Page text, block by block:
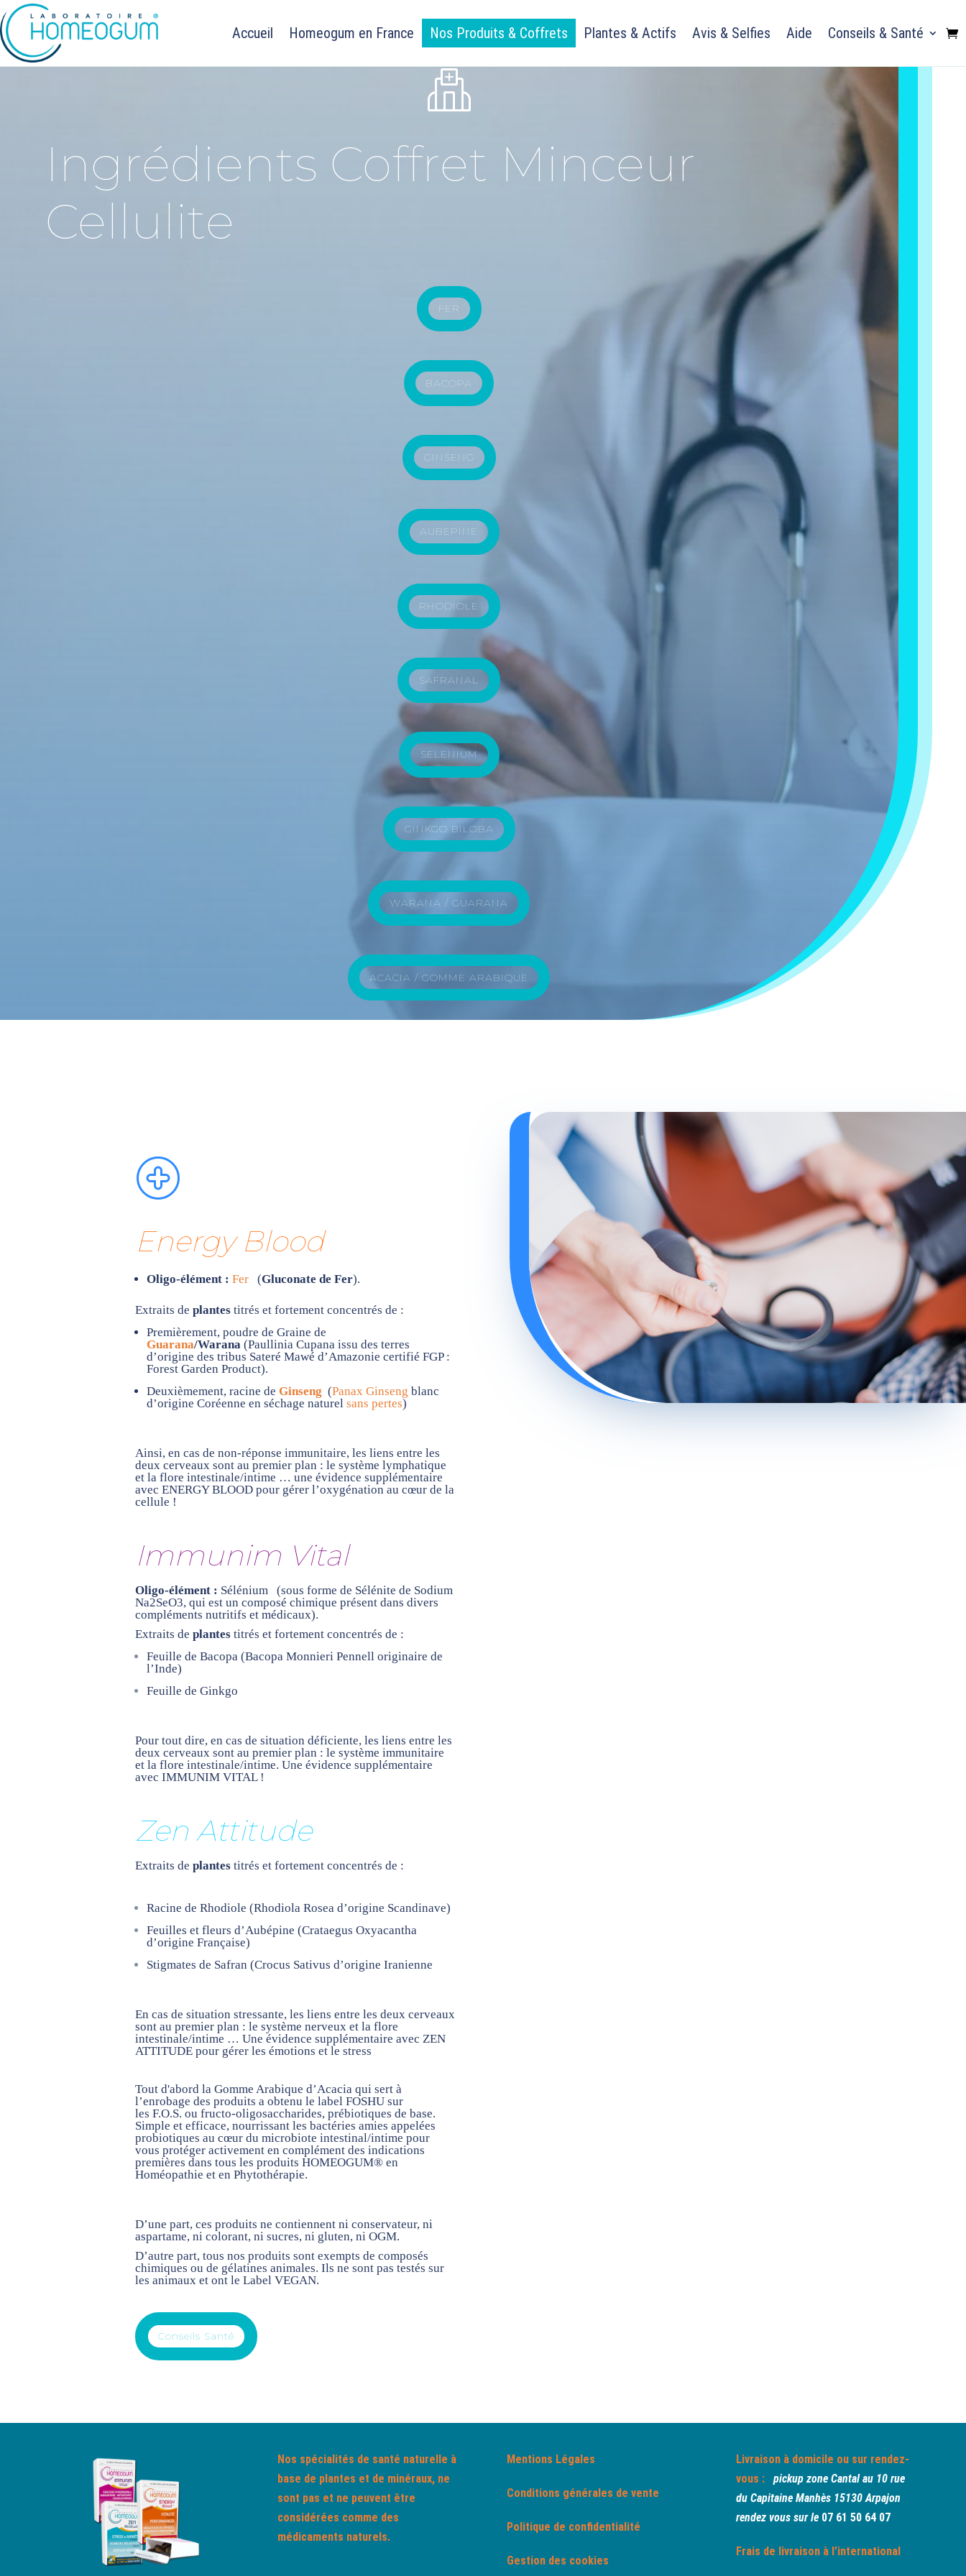
Accueil Homeogum en France Nos Produits & Coffrets Plantes & Actifs Avis & Selfies Aide Conseils & Santé
Ingrédients Coffret Minceur
Cellulite
FER
BACOPA
GINSENG
AUBEPINE
RHODIOLE
SAFRANAL
SELENIUM
GINKGO BILOBA
WARANA / GUARANA
ACACIA / GOMME ARABIQUE
Energy Blood
Oligo-élément : Fer (Gluconate de Fer).
Extraits de plantes titrés et fortement concentrés de :
Premièrement, poudre de Graine de
Guarana/Warana (Paullinia Cupana issu des terres
d’origine des tribus Sateré Mawé d’Amazonie certifié FGP :
Forest Garden Product).
Deuxièmement, racine deGinseng (Panax Ginseng blanc
d’origine Coréenne en séchage naturelsans pertes)
Ainsi, en cas de non-réponse immunitaire, les liens entre les
deux cerveaux sont au premier plan : le système lymphatique
et la flore intestinale/intime … une évidence supplémentaire
avec ENERGY BLOOD pour gérer l’oxygénation au cœur de la
cellule !
Immunim Vital
Oligo-élément : Sélénium (sous forme de Sélénite de Sodium
Na2SeO3, qui est un composé chimique présent dans divers
compléments nutritifs et médicaux).
Extraits de plantes titrés et fortement concentrés de :
Feuille de Bacopa(Bacopa Monnieri Pennell originaire de
l’Inde)
Feuille de Ginkgo
Pour tout dire, en cas de situation déficiente, les liens entre les
deux cerveaux sont au premier plan : le système immunitaire
et la flore intestinale/intime. Une évidence supplémentaire
avec IMMUNIM VITAL !
Zen Attitude
Extraits de plantes titrés et fortement concentrés de :
Racine de Rhodiole (Rhodiola Rosea d’origine Scandinave)
Feuilles et fleurs d’Aubépine (Crataegus Oxyacantha
d’origine Française)
Stigmates de Safran (Crocus Sativus d’origineIranienne
En cas de situation stressante, les liens entre les deux cerveaux
sont au premier plan : le système nerveux et la flore
intestinale/intime … Une évidence supplémentaire avec ZEN
ATTITUDE pour gérer les émotions et le stress
Tout d'abord la Gomme Arabique d’Acacia qui sert à
l’enrobage des produits a obtenu le labelFOSHU sur
lesF.O.S. ou fructo-oligosaccharides,prébiotiques de base.
Simple et efficace, nourrissant les bactéries amies appelées
probiotiques au cœur du microbiote intestinal/intime pour
vous protéger activement en complément des indications
premières dans tous les produits HOMEOGUM® en
Homéopathie et en Phytothérapie.
D’une part, ces produits ne contiennent ni conservateur, ni
aspartame, ni colorant, ni sucres, ni gluten, ni OGM.
D’autre part, tous nos produits sont exempts de composés
chimiques ou de gélatines animales. Ils ne sont pas testés sur
les animaux et ont le Label VEGAN.
Conseils Santé
Nos spécialités de santé naturelle à
base de plantes et de minéraux, ne
sont pas et ne peuvent être
considérées comme des
médicaments naturels.
Mentions Légales
Conditions générales de vente
Politique de confidentialité
Gestion des cookies
Livraison à domicile ou sur rendez-
vous :
pickup zone Cantal au 10 rue
du Capitaine Manhès 15130 Arpajon
rendez vous sur le 07 61 50 64 07
Frais de livraison à l’international